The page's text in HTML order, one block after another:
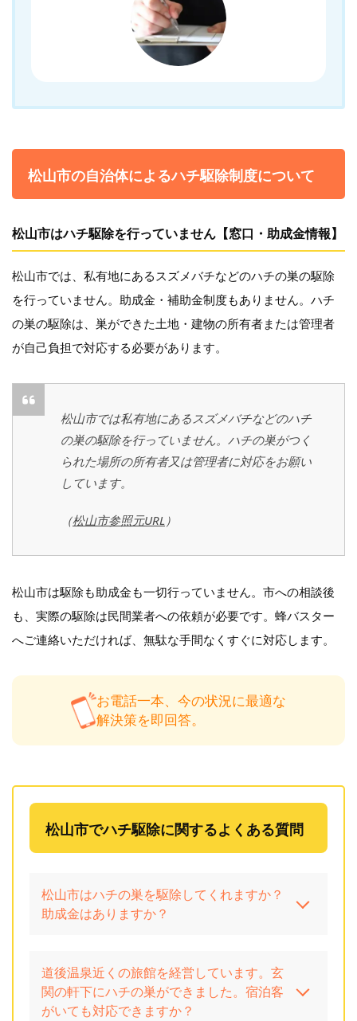
松山市の自治体によるハチ駆除制度について
松山市はハチ駆除を行っていません【窓口・助成金情報】
松山市では、私有地にあるスズメバチなどのハチの巣の駆除
を行っていません。助成金・補助金制度もありません。ハチ
の巣の駆除は、巣ができた土地・建物の所有者または管理者
が自己負担で対応する必要があります。
松山市では私有地にあるスズメバチなどのハチ
の巣の駆除を行っていません。ハチの巣がつく
られた場所の所有者又は管理者に対応をお願い
しています。
（松山市参照元URL）
松山市は駆除も助成金も一切行っていません。市への相談後
も、実際の駆除は民間業者への依頼が必要です。蜂バスター
へご連絡いただければ、無駄な手間なくすぐに対応します。
お電話一本、今の状況に最適な
解決策を即回答。
松山市でハチ駆除に関するよくある質問
松山市はハチの巣を駆除してくれますか？
助成金はありますか？
道後温泉近くの旅館を経営しています。玄
関の軒下にハチの巣ができました。宿泊客
がいても対応できますか？